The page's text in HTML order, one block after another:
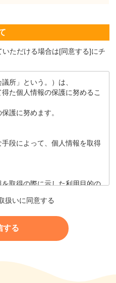
ただける場合は[同意する]にチ
所」という。）は、
た個人情報の保護に努めるこ
護に努めます。
段によって、個人情報を取得
取得の際に示した利用目的の
いて、利用します。
第三者との間で共同利用し、
委託する場合には、
扱いに同意する